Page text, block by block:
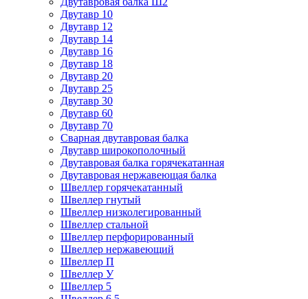
Двутавр 10
Двутавр 12
Двутавр 14
Двутавр 16
Двутавр 18
Двутавр 20
Двутавр 25
Двутавр 30
Двутавр 60
Двутавр 70
Сварная двутавровая балка
Двутавр широкополочный
Двутавровая балка горячекатанная
Двутавровая нержавеющая балка
Швеллер горячекатанный
Швеллер гнутый
Швеллер низколегированный
Швеллер стальной
Швеллер перфорированный
Швеллер нержавеющий
Швеллер П
Швеллер У
Швеллер 5